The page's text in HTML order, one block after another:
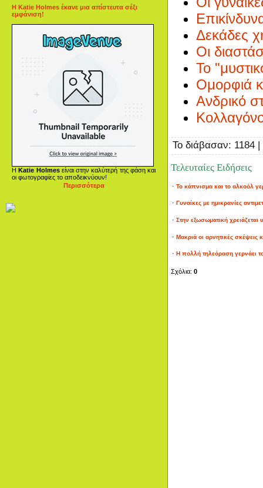
Η Katie Holmes έκανε μια απίστευτα σέξι
εμφάνιση!
ΗKatie Holmesείναι στην καλύτερή της φάση και
οι φωτογραφίες το αποδεικνύουν!
Περισσότερα
Δεκάδες
Οι
Το
Ομορφιά
Ανδρικό
Το διάβασαν: 1184
Τελευταίες Ειδήσεις
· Το κάπνισμα και το αλκοόλ
· Γυναίκες με ημικρανίες
· Στην εξωσωματική χρειάζεται
· Μακριά οι αρνητικές σκέψεις
· Η πολλή τηλεόραση γερνάει
Σχόλια: 0